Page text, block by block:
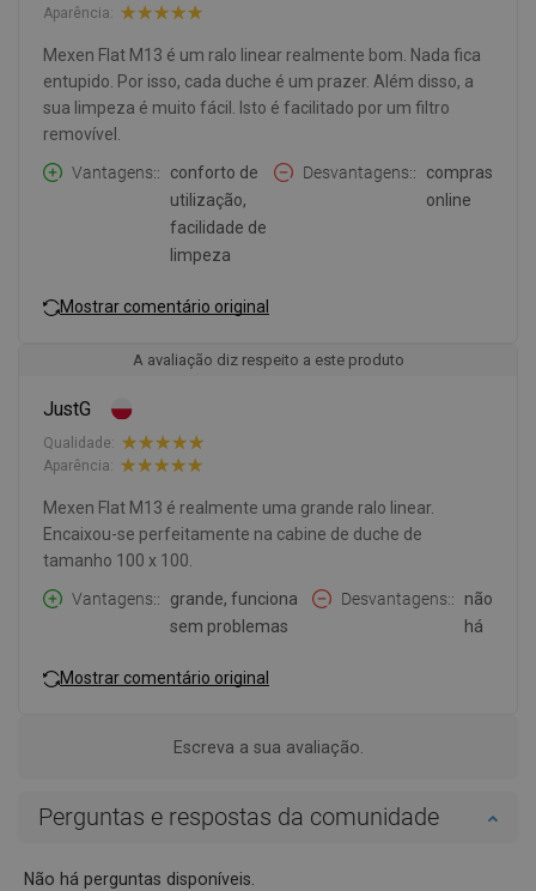
Aparência:
Mexen Flat M13 é um ralo linear realmente bom. Nada fica
entupido. Por isso, cada duche é um prazer. Além disso, a
sua limpeza é muito fácil. Isto é facilitado por um filtro
removível.
Vantagens:
conforto de
utilização,
facilidade de
limpeza
Desvantagens:
compras
online
Mostrar comentário original
A avaliação diz respeito a este produto
JustG
Qualidade:
Aparência:
Mexen Flat M13 é realmente uma grande ralo linear.
Encaixou-se perfeitamente na cabine de duche de
tamanho 100 x 100.
Vantagens:
grande, funciona
sem problemas
Desvantagens:
não
há
Mostrar comentário original
Escreva a sua avaliação.
Perguntas e respostas da comunidade
Não há perguntas disponíveis.